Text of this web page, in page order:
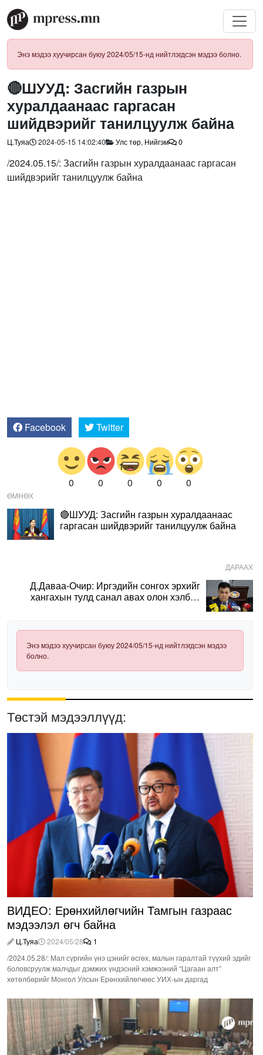
Энэ мэдээ хуучирсан буюу 2024/05/15-нд нийтлэгдсэн мэдээ болно.
🔴ШУУД: Засгийн газрын
хуралдаанаас гаргасан
шийдвэрийг танилцуулж байна
Ц.Туяа 2024-05-15 14:02:40 Улс төр, Нийгэм 0
/2024.05.15/: Засгийн газрын хуралдаанаас гаргасан
шийдвэрийг танилцуулж байна
Facebook Twitter
0 0 0 0 0
ӨМНӨХ
🔴ШУУД: Засгийн газрын хуралдаанаас
гаргасан шийдвэрийг танилцуулж байна
ДАРААХ
Д.Даваа-Очир: Иргэдийн сонгох эрхийг
хангахын тулд санал авах олон хэлбэр
Энэ мэдээ хуучирсан буюу 2024/05/15-нд нийтлэгдсэн мэдээ
болно.
Төстэй мэдээллүүд:
ВИДЕО: Ерөнхийлөгчийн Тамгын газраас
мэдээлэл өгч байна
Ц.Туяа 2024/05/28
1
/2024.05.28/: Мал сүргийн үнэ цэнийг өсгөх, малын гаралтай түүхий эдийг
боловсруулж малчдыг дэмжих үндэсний хэмжээний “Цагаан алт”
хөтөлбөрийг Монгол Улсын Ерөнхийлөгчөөс УИХ-ын даргад